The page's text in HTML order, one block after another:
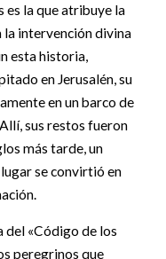
es la que atribuye la
la intervención divina
esta historia,
en Jerusalén, su
en un barco de
sus restos fueron
más tarde, un
se convirtió en
del «Código de los
peregrinos que